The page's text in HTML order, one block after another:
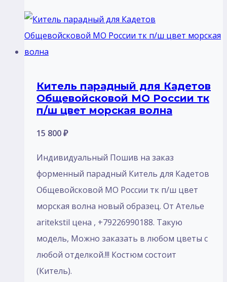
Китель парадный для Кадетов
Общевойсковой МО России тк
п/ш цвет морская волна
15 800₽
Индивидуальный Пошив на заказ
форменный парадный Китель для Кадетов
Общевойсковой МО России тк п/ш цвет
морская волна новый образец. От Ателье
aritekstil цена , +79226990188. Такую
модель, Mожно заказать в любом цветы с
любой отделкой.!!! Костюм состоит
(Китель).